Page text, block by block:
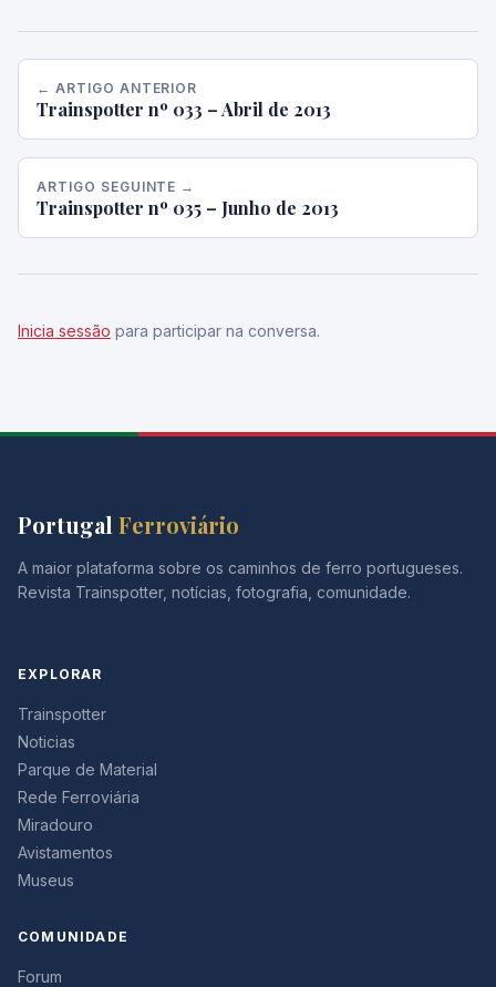
← ARTIGO ANTERIOR
Trainspotter nº 033 – Abril de 2013
ARTIGO SEGUINTE →
Trainspotter nº 035 – Junho de 2013
Inicia sessão para participar na conversa.
Portugal Ferroviário
A maior plataforma sobre os caminhos de ferro portugueses.
Revista Trainspotter, notícias, fotografia, comunidade.
EXPLORAR
Trainspotter
Noticias
Parque de Material
Rede Ferroviária
Miradouro
Avistamentos
Museus
COMUNIDADE
Forum